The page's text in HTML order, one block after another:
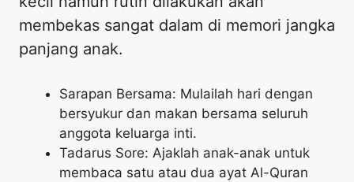
membekas sangat dalam di memori jangka
panjang anak.
Sarapan Bersama: Mulailah hari dengan
bersyukur dan makan bersama seluruh
anggota keluarga inti.
Tadarus Sore: Ajaklah anak-anak untuk
membaca satu atau dua ayat Al-Quran